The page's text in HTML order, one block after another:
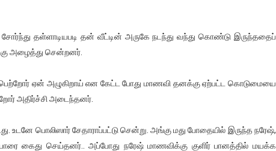
தள்ளாடியபடி தன் வீட்டின் அருகே நடந்து வந்து கொண்டு இருந்ததைப்
அழைத்து சென்றனர்.
ஏன் அழுகிறாய் என கேட்ட போது மாணவி தனக்கு ஏற்பட்ட கொடுமையை
அதிர்ச்சி அடைந்தனர்.
உடனே பொலிஸார் சேதாராப்பட்டு சென்று. அங்கு மது போதையில் இருந்த நரேஷ்,
கைது செய்தனர்.. அப்போது நரேஷ் மாணவிக்கு குளிர் பானத்தில் மயக்க